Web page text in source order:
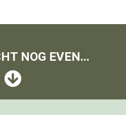
NOG EVEN...